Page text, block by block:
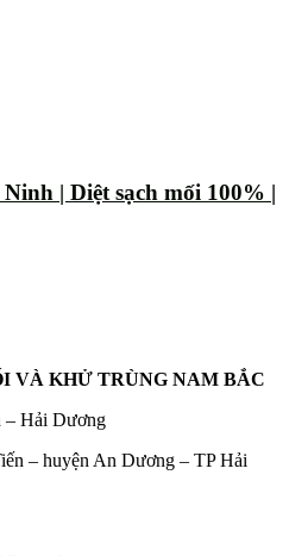
| Diệt sạch mối 100% |
VÀ KHỬ TRÙNG NAM BẮC
– Hải Dương
– huyện An Dương – TP Hải